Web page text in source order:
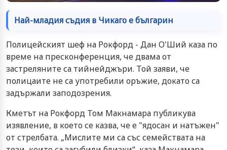
Най-младия съдия в Чикаго е българин
Полицейският шеф на Рокфорд - Дан О'Ший каза по
време на пресконференция, че двама от
застреляните са тийнейджъри. Той заяви, че
полицаите не са употребили оръжие, докато са
задържали заподозрения.
Кметът на Рокфорд Том Макнамара публикува
изявление, в което се казва, че е "ядосан и натъжен"
от стрелбата. „Мислите ми са със семействата на